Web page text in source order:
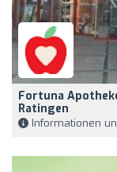
Fortuna
Ratingen
Informationen